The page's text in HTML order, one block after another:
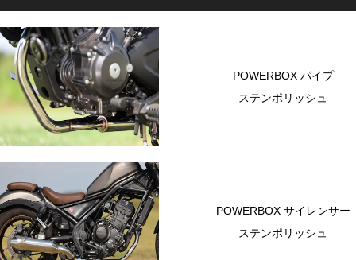
POWERBOX パイプ
ステンポリッシュ
POWERBOX サイレンサー
ステンポリッシュ